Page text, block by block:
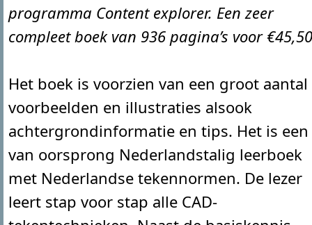
programma Content explorer. Een zeer
compleet boek van 936 pagina’s voor
Het boek is voorzien van een groot aantal
voorbeelden en illustraties alsook
achtergrondinformatie en tips. Het is een
van oorsprong Nederlandstalig leerboek
met Nederlandse tekennormen. De lezer
leert stap voor stap alle CAD-